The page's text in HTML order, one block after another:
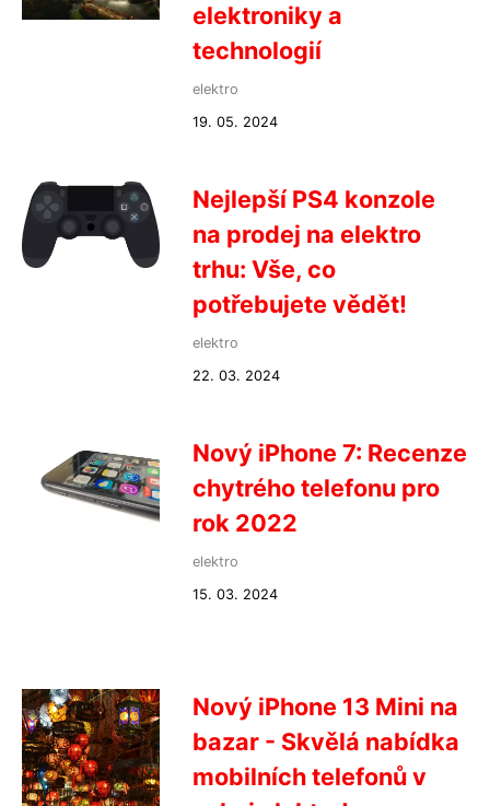
elektroniky a
technologií
elektro
19. 05. 2024
Nejlepší PS4 konzole
na prodej na elektro
trhu: Vše, co
potřebujete vědět!
elektro
22. 03. 2024
Nový iPhone 7: Recenze
chytrého telefonu pro
rok 2022
elektro
15. 03. 2024
Nový iPhone 13 Mini na
bazar - Skvělá nabídka
mobilních telefonů v